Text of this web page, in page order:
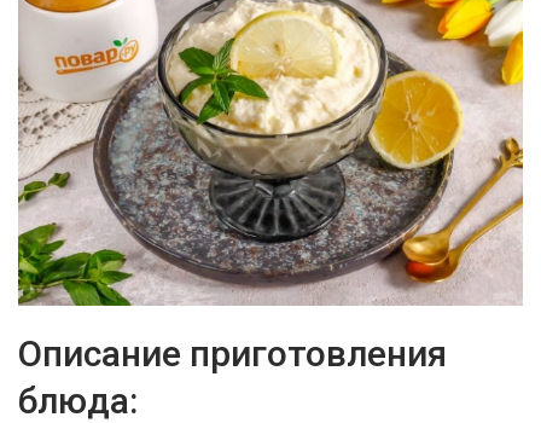
Описание приготовления
блюда: